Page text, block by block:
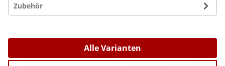
Zubehör
Alle Varianten